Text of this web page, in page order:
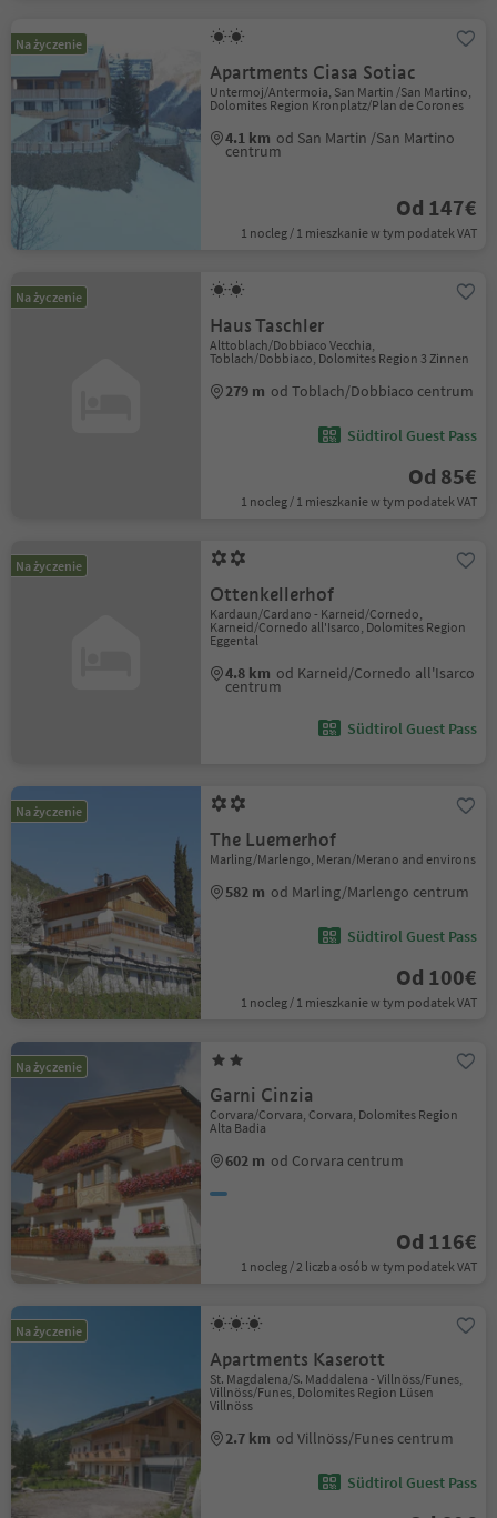
Na życzenie
Apartments Ciasa Sotiac
Untermoj/Antermoia, San Martin /San Martino,
Dolomites Region Kronplatz/Plan de Corones
4.1 km od San Martin /San Martino
centrum
Od 147€
1 nocleg / 1 mieszkanie w tym podatek VAT
Na życzenie
Haus Taschler
Alttoblach/Dobbiaco Vecchia,
Toblach/Dobbiaco, Dolomites Region 3 Zinnen
279 m od Toblach/Dobbiaco centrum
Südtirol Guest Pass
Od 85€
1 nocleg / 1 mieszkanie w tym podatek VAT
Na życzenie
Ottenkellerhof
Kardaun/Cardano - Karneid/Cornedo,
Karneid/Cornedo all'Isarco, Dolomites Region
Eggental
4.8 km od Karneid/Cornedo all'Isarco
centrum
Südtirol Guest Pass
Na życzenie
The Luemerhof
Marling/Marlengo, Meran/Merano and environs
582 m od Marling/Marlengo centrum
Südtirol Guest Pass
Od 100€
1 nocleg / 1 mieszkanie w tym podatek VAT
Na życzenie
Garni Cinzia
Corvara/Corvara, Corvara, Dolomites Region
Alta Badia
602 m od Corvara centrum
Od 116€
1 nocleg / 2 liczba osób w tym podatek VAT
Na życzenie
Apartments Kaserott
St. Magdalena/S. Maddalena - Villnöss/Funes,
Villnöss/Funes, Dolomites Region Lüsen
Villnöss
2.7 km od Villnöss/Funes centrum
Südtirol Guest Pass